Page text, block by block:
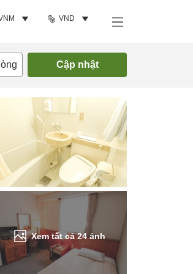
VND
Cập nhật
Xem tất cả24ảnh
Tìm phòng trống